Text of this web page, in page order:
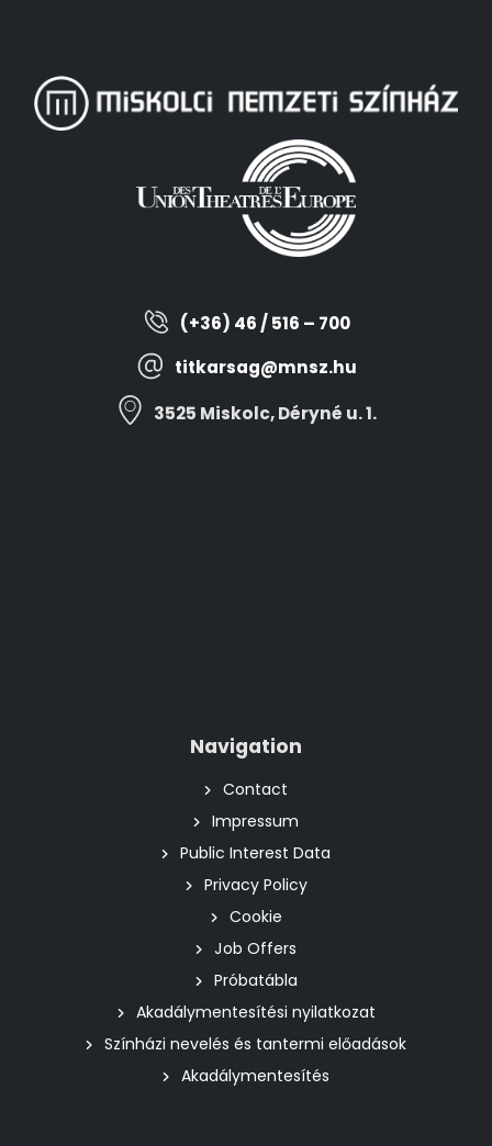
(+36) 46 / 516 – 700
titkarsag@mnsz.hu
3525 Miskolc, Déryné u. 1.
Navigation
Contact
Impressum
Public Interest Data
Privacy Policy
Cookie
Job Offers
Próbatábla
Akadálymentesítési nyilatkozat
Színházi nevelés és tantermi előadások
Akadálymentesítés